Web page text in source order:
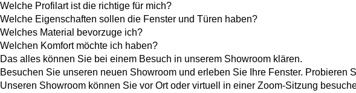
Welche Profilart ist die richtige für mich?
Welche Eigenschaften sollen die Fenster und Türen haben?
Welches Material bevorzuge ich?
Welchen Komfort möchte ich haben?
Das alles können Sie bei einem Besuch in unserem Showroom klären.
Besuchen Sie unseren neuen Showroom und erleben Sie Ihre Fenster.
Unseren Showroom können Sie vor Ort oder virtuell in einer Zoom-Sitzung